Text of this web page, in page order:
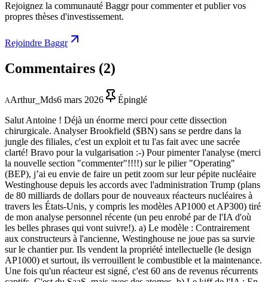
Rejoignez la communauté Baggr pour commenter et publier vos
propres thèses d'investissement.
Rejoindre Baggr
Commentaires (2)
AArthur_Mds6 mars 2026
Épinglé
Salut Antoine ! Déjà un énorme merci pour cette dissection
chirurgicale. Analyser Brookfield ($BN) sans se perdre dans la
jungle des filiales, c'est un exploit et tu l'as fait avec une sacrée
clarté! Bravo pour la vulgarisation :-) Pour pimenter l'analyse (merci
la nouvelle section "commenter"!!!!) sur le pilier "Operating"
(BEP), j’ai eu envie de faire un petit zoom sur leur pépite nucléaire
Westinghouse depuis les accords avec l'administration Trump (plans
de 80 milliards de dollars pour de nouveaux réacteurs nucléaires à
travers les États-Unis, y compris les modèles AP1000 et AP300) tiré
de mon analyse personnel récente (un peu enrobé par de l'IA d'où
les belles phrases qui vont suivre!). a) Le modèle : Contrairement
aux constructeurs à l'ancienne, Westinghouse ne joue pas sa survie
sur le chantier pur. Ils vendent la propriété intellectuelle (le design
AP1000) et surtout, ils verrouillent le combustible et la maintenance.
Une fois qu'un réacteur est signé, c'est 60 ans de revenus récurrents